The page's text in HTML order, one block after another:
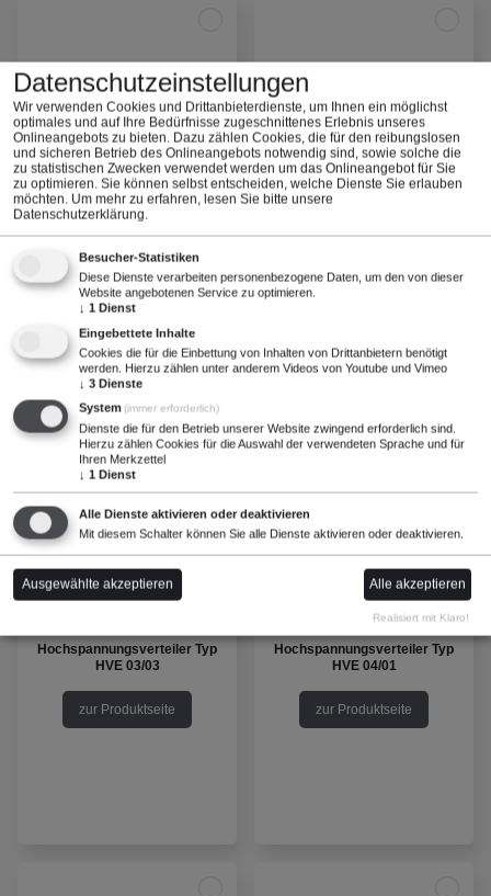
Hochspannungsverteiler Typ
zur Produktseite zur Produktseite
Hochspannungsverteiler Typ
HVE 03/03
zur Produktseite
Hochspannungsverteiler Typ
HVE 04/01
zur Produktseite
Datenschutzeinstellungen
Wir verwenden Cookies und Drittanbieterdienste, um Ihnen ein möglichst
optimales und auf Ihre Bedürfnisse zugeschnittenes ​Erlebnis unseres
Onlineangebots zu bieten. Dazu zählen Cookies, die für den reibungslosen
und sicheren Betrieb des Onlineangebots notwendig sind, sowie solche die
zu statistischen Zwecken verwendet werden um das Onlineangebot für Sie
zu optimieren. Sie können selbst entscheiden, welche Dienste Sie erlauben
möchten. Um mehr zu erfahren, lesen Sie bitte unsere
Datenschutzerklärung.
Besucher-Statistiken
Diese Dienste verarbeiten personenbezogene Daten, um den von dieser
Website angebotenen Service zu optimieren.
↓ 1 Dienst
Eingebettete Inhalte
Cookies die für die Einbettung von Inhalten von Drittanbietern benötigt
werden. Hierzu zählen unter anderem Videos von Youtube und Vimeo
↓ 3 Dienste
System(immer erforderlich)
Dienste die für den Betrieb unserer Website zwingend erforderlich sind.
Hierzu zählen Cookies für die Auswahl der verwendeten Sprache und für
Ihren Merkzettel
↓ 1 Dienst
Alle Dienste aktivieren oder deaktivieren
Mit diesem Schalter können Sie alle Dienste aktivieren oder deaktivieren.
Ausgewählte akzeptieren Alle akzeptieren
Realisiert mit Klaro!